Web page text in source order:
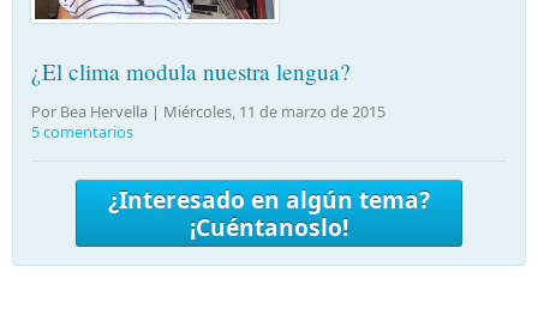
¿El clima modula nuestra lengua?
Por Bea Hervella | Miércoles, 11 de marzo de 2015
5 comentarios
¿Interesado en algún tema?
¡Cuéntanoslo!